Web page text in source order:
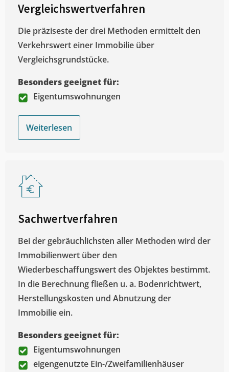
Vergleichswertverfahren
Die präziseste der drei Methoden ermittelt den
Verkehrswert einer Immobilie über
Vergleichsgrundstücke.
Besonders geeignet für:
Eigentumswohnungen
Weiterlesen
Sachwertverfahren
Bei der gebräuchlichsten aller Methoden wird der
Immobilienwert über den
Wiederbeschaffungswert des Objektes bestimmt.
In die Berechnung fließen u. a. Bodenrichtwert,
Herstellungskosten und Abnutzung der
Immobilie ein.
Besonders geeignet für:
Eigentumswohnungen
eigengenutzte Ein-/Zweifamilienhäuser